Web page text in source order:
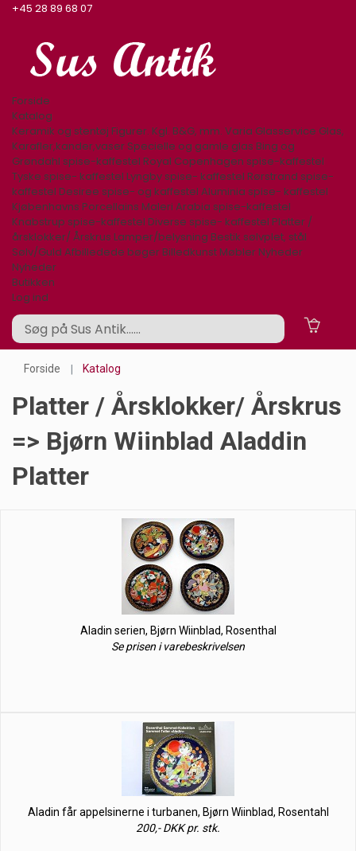
+45 28 89 68 07
Forside
Katalog
Keramik og stentøj Figurer. Kgl. B&G, mm. Varia Glasservice Glas,
Karafler,kander,vaser Specielle og gamle glas Bing og
Grøndahl spise-kaffestel Royal Copenhagen spise-kaffestel
Tyske spise- kaffestel Lyngby spise- kaffestel Rørstrand spise-
kaffestel Desiree spise- og kaffestel Aluminia spise- kaffestel
Kjøbenhavns Porcellains Maleri Arabia spise-kaffestel
Knabstrup spise-kaffestel Diverse spise- kaffestel Platter /
årsklokker/ Årskrus Lamper/belysning Bestik sølvplet, stål
Sølv/Guld Afbilledede bøger Billedkunst Møbler Nyheder
Nyheder
Butikken
Log ind
Forside Katalog
Platter / Årsklokker/ Årskrus
=> Bjørn Wiinblad Aladdin
Platter
Aladin serien, Bjørn Wiinblad, Rosenthal
Se prisen i varebeskrivelsen
Aladin får appelsinerne i turbanen, Bjørn Wiinblad, Rosentahl
200,- DKK pr. stk.